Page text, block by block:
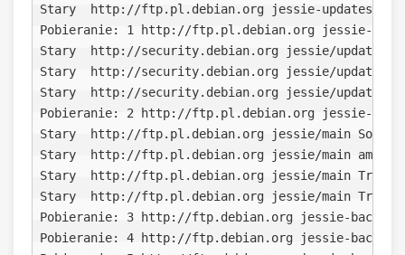
Stary  http://ftp.pl.debian.org jessie-updates/main
Pobieranie: 1 http://ftp.pl.debian.org jessie-
Stary  http://
Stary  http://security.debian.org
Stary  http://security.debian.org
Pobieranie: 2 http://ftp.pl.debian.org jessie-
Stary  http://ftp.pl.debian.org jessie/
Stary  http://ftp.pl.debian.org jessie/main amd64
Stary  http://ftp.pl.debian.org jessie/main
Stary  http://ftp.pl.debian.org jessie/main
Pobieranie: 3 http://ftp.debian.org jessie-
Pobieranie: 4 http://ftp.debian.org jessie-